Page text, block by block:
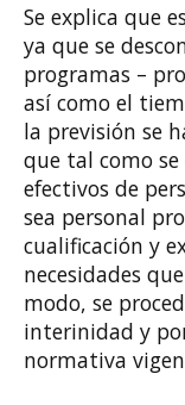
Se explica que
ya que se
programas –
así como el
la previsión se
que tal como
efectivos de
sea personal
cualificación y
necesidades
modo, se
interinidad y
normativa